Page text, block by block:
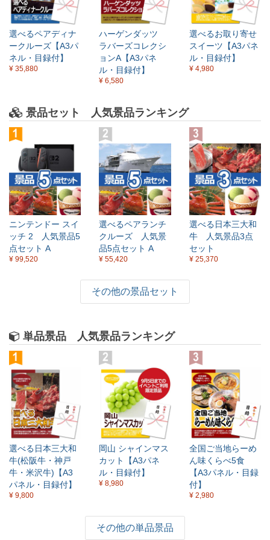
選べるペアディナ
ークルーズ【A3パ
ネル・目録付】
¥ 35,880
ハーゲンダッツ
ラバーズコレクシ
ョンA【A3パネ
ル・目録付】
¥ 6,580
選べるお取り寄せ
スイーツ【A3パネ
ル・目録付】
¥ 4,980
景品セット 人気景品ランキング
ニンテンドー スイ
ッチ 2 人気景品5
点セット A
¥ 99,520
選べるペアランチ
クルーズ 人気景
品5点セット A
¥ 55,420
選べる日本三大和
牛 人気景品3点
セット
¥ 25,370
その他の景品セット
単品景品 人気景品ランキング
選べる日本三大和
牛(松阪牛・神戸
牛・米沢牛)【A3
パネル・目録付】
¥ 9,800
岡山 シャインマス
カット【A3パネ
ル・目録付】
¥ 8,980
全国ご当地らーめ
ん味くらべ5食
【A3パネル・目録
付】
¥ 2,980
その他の単品景品